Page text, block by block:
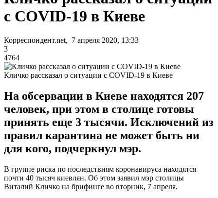
с COVID-19 в Киеве
Корреспондент.net, 7 апреля 2020, 13:33
3
4764
Кличко рассказал о ситуации с COVID-19 в Киеве
На обсервации в Киеве находятся 207
человек, при этом в столице готовы
принять еще 3 тысячи. Исключений из
правил карантина не может быть ни
для кого, подчеркнул мэр.
В группе риска по последствиям коронавируса находятся
почти 40 тысяч киевлян. Об этом заявил мэр столицы
Виталий Кличко на брифинге во вторник, 7 апреля.